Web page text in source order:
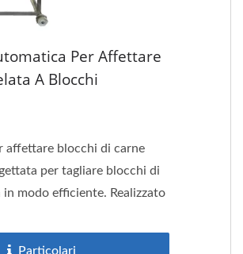
Per Affettare
A Blocchi
affettare blocchi di carne
per tagliare blocchi di
in modo efficiente. Realizzato
Particolari